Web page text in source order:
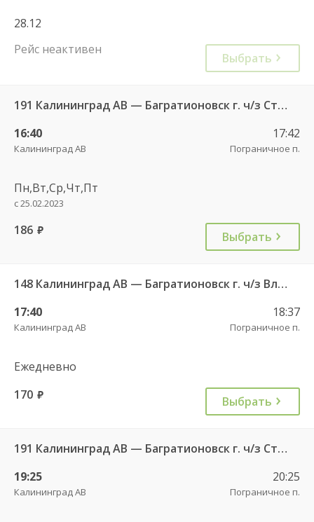
28.12
Рейс неактивен
Выбрать
191 Калининград АВ — Багратионовск г. ч/з Стрельня п., Долгоруково п.
16:40
Калининград АВ
17:42
Пограничное п.
Пн,Вт,Ср,Чт,Пт
с 25.02.2023
186 руб. Выбрать
148 Калининград АВ — Багратионовск г. ч/з Владимирово п., Славское п., Долгоруково п.
17:40
Калининград АВ
18:37
Пограничное п.
Ежедневно
170 руб. Выбрать
191 Калининград АВ — Багратионовск г. ч/з Стрельня п., Долгоруково п.
19:25
Калининград АВ
20:25
Пограничное п.